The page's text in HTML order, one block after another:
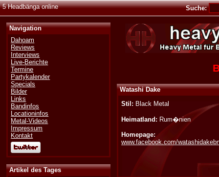
5 Headbänga online Suche:
Navigation
Dahoam
Reviews
Interviews
Live-Berichte
Termine
Partykalender
Specials
Bilder
Links
Bandinfos
Locationinfos
Metal-Videos
Impressum
Kontakt
Artikel des Tages
Watashi Dake
Stil: Black Metal
Heimatland: Rum�nien
Homepage:
www.facebook.com/